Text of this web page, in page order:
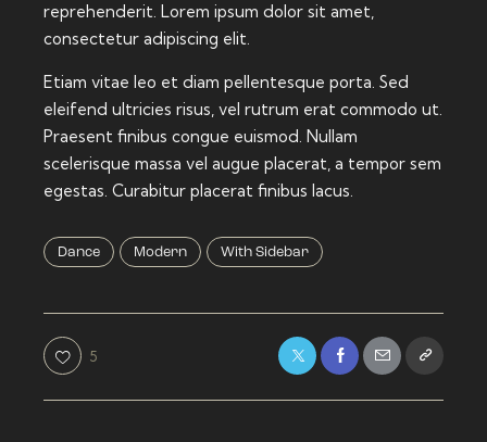
reprehenderit. Lorem ipsum dolor sit amet,
consectetur adipiscing elit.
Etiam vitae leo et diam pellentesque porta. Sed
eleifend ultricies risus, vel rutrum erat commodo ut.
Praesent finibus congue euismod. Nullam
scelerisque massa vel augue placerat, a tempor sem
egestas. Curabitur placerat finibus lacus.
Dance Modern With Sidebar
5